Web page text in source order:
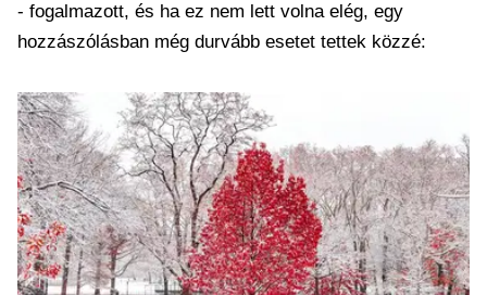
- fogalmazott, és ha ez nem lett volna elég, egy
hozzászólásban még durvább esetet tettek közzé: